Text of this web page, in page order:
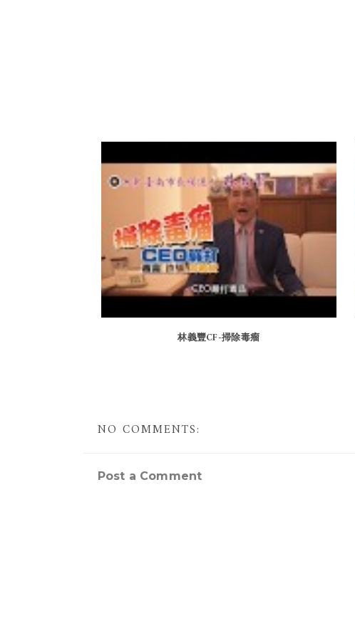
林義豐CF-掃除毒瘤
NO COMMENTS:
Post a Comment